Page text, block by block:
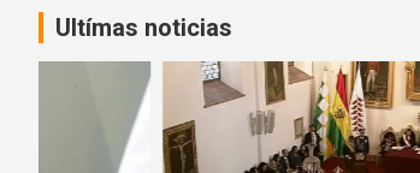
Ultímas noticias